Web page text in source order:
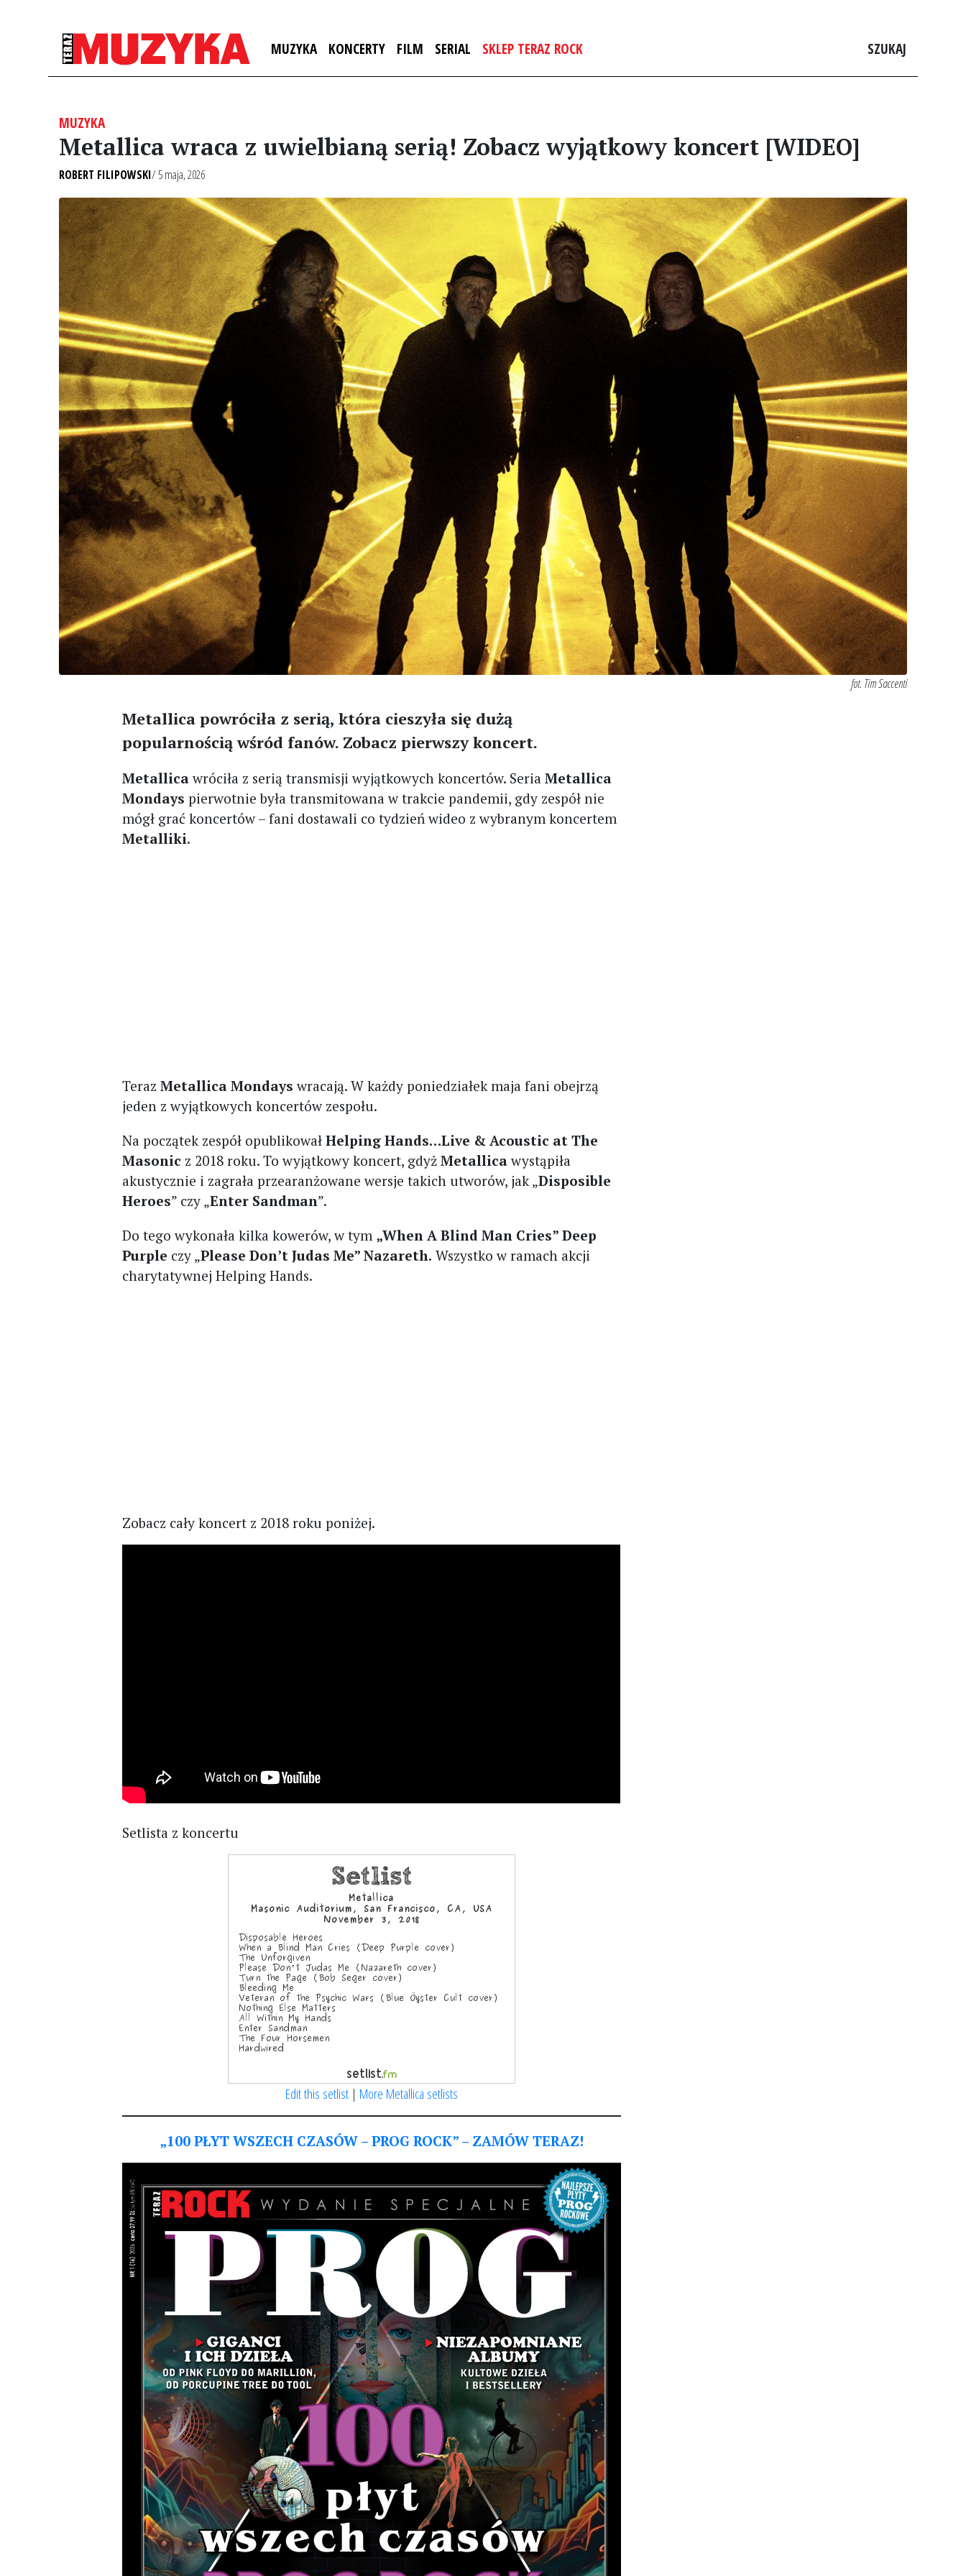
MUZYKA KONCERTY FILM SERIAL SKLEP TERAZ ROCK SZUKAJ
MUZYKA
Metallica wraca z uwielbianą serią! Zobacz wyjątkowy koncert [WIDEO]
ROBERT FILIPOWSKI/ 5 maja, 2026
fot. Tim Saccenti
Metallica powróciła z serią, która cieszyła się dużą
popularnością wśród fanów. Zobacz pierwszy koncert.
Metallicawróciła z serią transmisji wyjątkowych koncertów. SeriaMetallica
Mondays pierwotnie była transmitowana w trakcie pandemii, gdy zespół nie
mógł grać koncertów – fani dostawali co tydzień wideo z wybranym koncertem
Metalliki.
TerazMetallica Mondays wracają. W każdy poniedziałek maja fani obejrzą
jeden z wyjątkowych koncertów zespołu.
Na początek zespół opublikowałHelping Hands…Live & Acoustic at The
Masonic z 2018 roku. To wyjątkowy koncert, gdyżMetallicawystąpiła
akustycznie i zagrała przearanżowane wersje takich utworów, jak „Disposible
Heroes” czy „Enter Sandman”.
Do tego wykonała kilka kowerów, w tym „When A Blind Man Cries” Deep
Purple czy „Please Don’t Judas Me” Nazareth. Wszystko w ramach akcji
charytatywnej Helping Hands.
Zobacz cały koncert z 2018 roku poniżej.
Setlista z koncertu
Edit this setlist| More Metallica setlists
„100 PŁYT WSZECH CZASÓW – PROG ROCK” – ZAMÓW TERAZ!